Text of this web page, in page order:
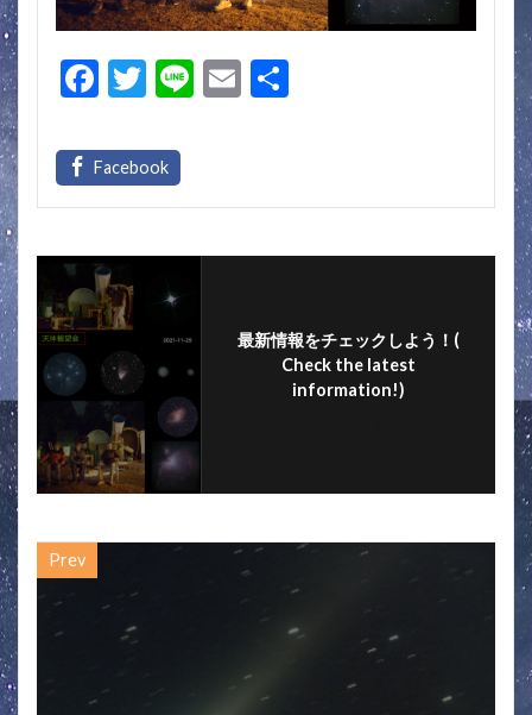
F
e
b
o
k
T
itt
er
Li E
最新情報をチェックしよう！(
Check the latest
information!)
Prev